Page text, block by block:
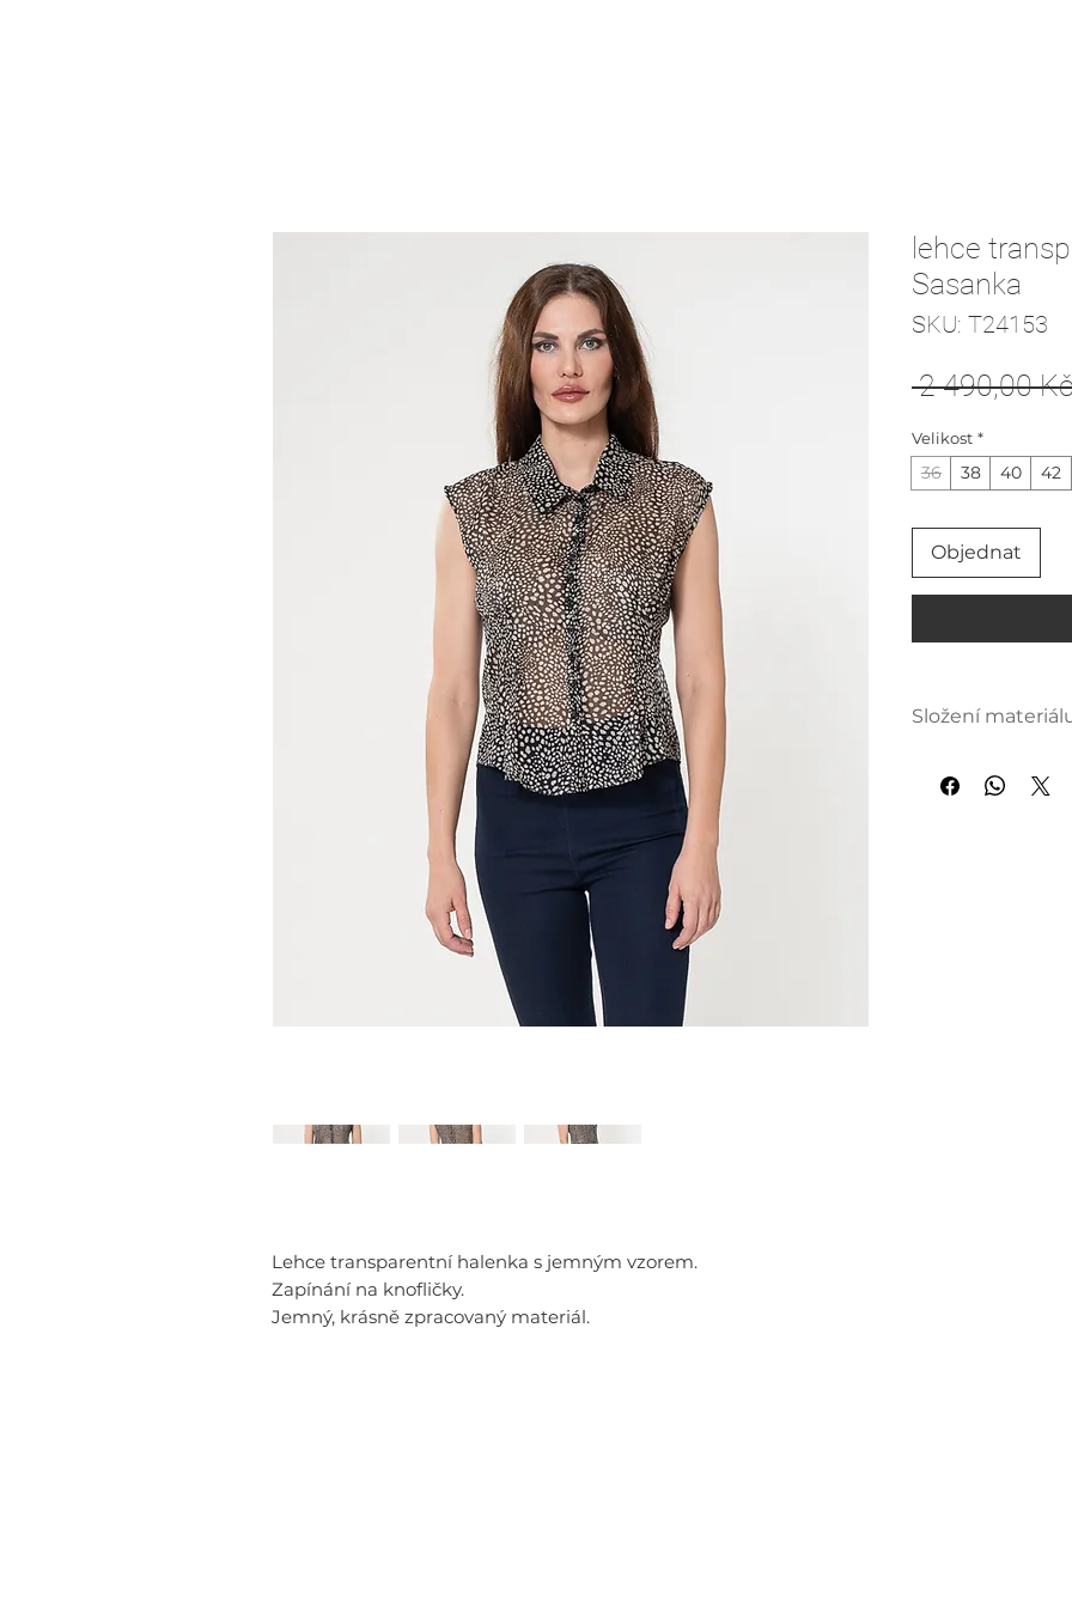
Lehce transparentní halenka s jemným vzorem.
Zapínání na knofličky.
Jemný, krásně zpracovaný materiál.
lehce
Sasanka
SKU: T24153
2 490,00
Velikost *
36 38 40 42
Objednat
Složení